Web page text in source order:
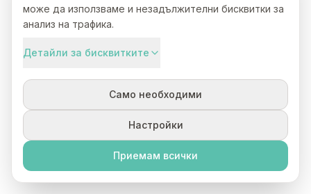
може да използваме и незадължителни бисквитки за
анализ на трафика.
Детайли за бисквитките
Само необходими
Настройки
Приемам всички